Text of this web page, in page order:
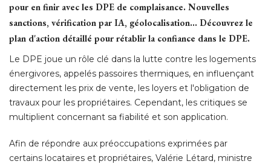
pour en finir avec les DPE de complaisance. Nouvelles
sanctions, vérification par IA, géolocalisation... Découvrez le
plan d'action détaillé pour rétablir la confiance dans le DPE.
Le DPE joue un rôle clé dans la lutte contre les logements
énergivores, appelés passoires thermiques, en influençant
directement les prix de vente, les loyers et l'obligation de
travaux pour les propriétaires. Cependant, les critiques se
multiplient concernant sa fiabilité et son application.
Afin de répondre aux préoccupations exprimées par
certains locataires et propriétaires, Valérie Létard, ministre